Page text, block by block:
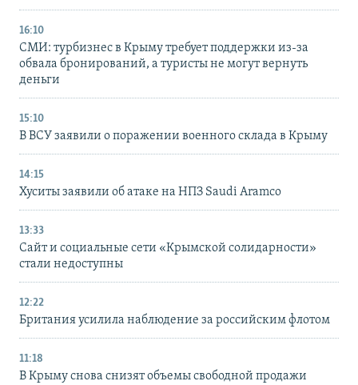
16:10
СМИ: турбизнес в Крыму требует поддержки из-за
обвала бронирований, а туристы не могут вернуть
деньги
15:10
В ВСУ заявили о поражении военного склада в Крыму
14:15
Хуситы заявили об атаке на НПЗ Saudi Aramco
13:33
Сайт и социальные сети «Крымской солидарности»
стали недоступны
12:22
Британия усилила наблюдение за российским флотом
11:18
В Крыму снова снизят объемы свободной продажи